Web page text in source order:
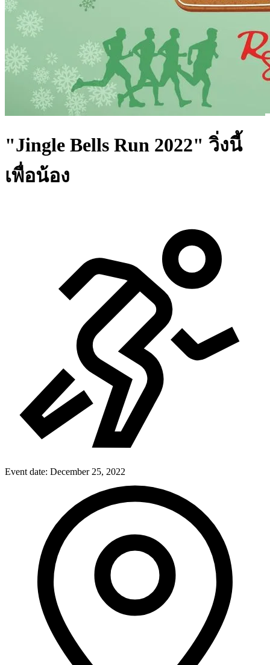
"Jingle Bells Run 2022" วิ่งนี้
เพื่อน้อง
Event date: December 25, 2022